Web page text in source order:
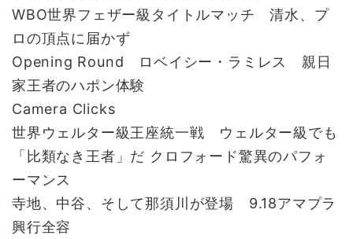
WBO世界フェザー級タイトルマッチ 清水、プ
ロの頂点に届かず
Opening Round ロベイシー・ラミレス 親日
家王者のハポン体験
Camera Clicks
世界ウェルター級王座統一戦 ウェルター級でも
「比類なき王者」だ クロフォード驚異のパフォ
ーマンス
寺地、中谷、そして那須川が登場 9.18アマプラ
興行全容